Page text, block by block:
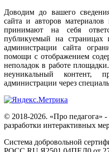
Доводим до вашего
сайта и авторов
принимают на себя
публикуемый на страницах
администрации сайта
помощи с отображением
неполадок в работе
неуникальный контент,
администрации через
© 2018-2026. «Про педагога»
разработки интерактивных
Система добровольной